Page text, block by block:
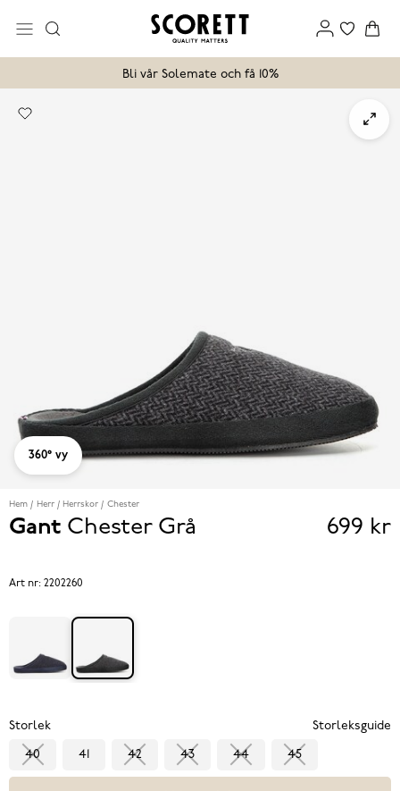
Bli vår Solemate och få 10%
360° vy
Hem Herr Herrskor Chester
Gant Chester Grå Pris
699 kr
Art nr: 2202260
Storlek Storleksguide
40 41 42 43 44 45